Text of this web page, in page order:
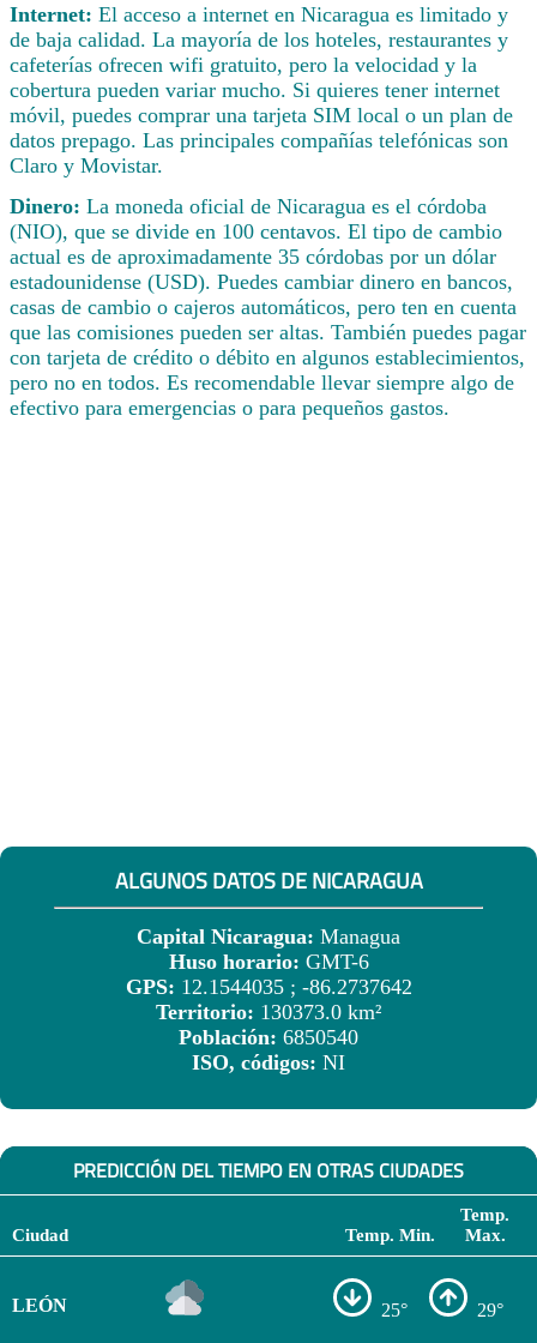
Internet: El acceso a internet en Nicaragua es limitado y
de baja calidad. La mayoría de los hoteles, restaurantes y
cafeterías ofrecen wifi gratuito, pero la velocidad y la
cobertura pueden variar mucho. Si quieres tener internet
móvil, puedes comprar una tarjeta SIM local o un plan de
datos prepago. Las principales compañías telefónicas son
Claro y Movistar.
Dinero: La moneda oficial de Nicaragua es el córdoba
(NIO), que se divide en 100 centavos. El tipo de cambio
actual es de aproximadamente 35 córdobas por un dólar
estadounidense (USD). Puedes cambiar dinero en bancos,
casas de cambio o cajeros automáticos, pero ten en cuenta
que las comisiones pueden ser altas. También puedes pagar
con tarjeta de crédito o débito en algunos establecimientos,
pero no en todos. Es recomendable llevar siempre algo de
efectivo para emergencias o para pequeños gastos.
ALGUNOS DATOS DE NICARAGUA
Capital Nicaragua: Managua
Huso horario: GMT-6
GPS: 12.1544035 ; -86.2737642
Territorio: 130373.0 km²
Población: 6850540
ISO, códigos: NI
PREDICCIÓN DEL TIEMPO EN OTRAS CIUDADES
Ciudad Temp. Min.
Temp.
Max.
LEÓN 25° 29°